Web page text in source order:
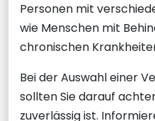
Personen mit
wie Menschen mit
chronischen
Bei der Auswahl einer
sollten Sie darauf
zuverlässig ist.